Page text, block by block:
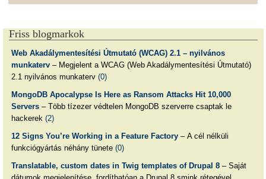
Friss blogmarkok
Web Akadálymentesítési Útmutató (WCAG) 2.1 – nyilvános
munkaterv– Megjelent a WCAG (Web Akadálymentesítési Útmutató)
2.1 nyilvános munkaterv (0)
MongoDB Apocalypse Is Here as Ransom Attacks Hit 10,000
Servers– Több tízezer védtelen MongoDB szerverre csaptak le
hackerek (2)
12 Signs You’re Working in a Feature Factory– A cél nélküli
funkciógyártás néhány tünete (0)
Translatable, custom dates in Twig templates of Drupal 8– Saját